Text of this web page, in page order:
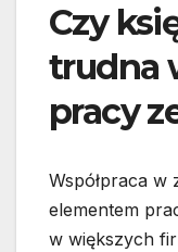
Czy
trudna
pracy
Współpraca w
elementem
w większych